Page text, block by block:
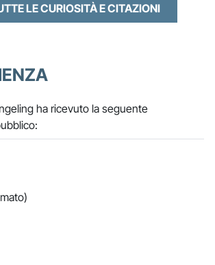
LE CURIOSITÀ E CITAZIONI
ha ricevuto la seguente